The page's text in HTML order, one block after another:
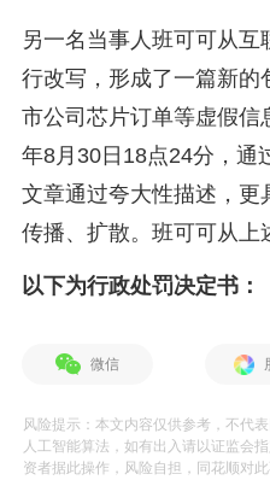
另一名当事人班可可从
行改写，形成了一篇新的
市公司芯片订单等虚假信
年8月30日18点24分，通
文章通过夸大性描述，更
传播、扩散。班可可从上
以下为行政处罚决定书：
微信
风险提示：本文内容仅供参考，不代
人工智能算法，如有出入请以证监会
资者据此操作，风险自担，同花顺对